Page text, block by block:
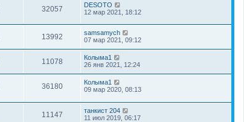
32057
DESOTO
12 мар 2021, 18:12
13992
samsamych
07 мар 2021, 09:12
11078
Колыма1
26 янв 2021, 12:24
36180
Колыма1
09 мар 2020, 08:13
11147
танкист 204
11 июл 2019, 06:17